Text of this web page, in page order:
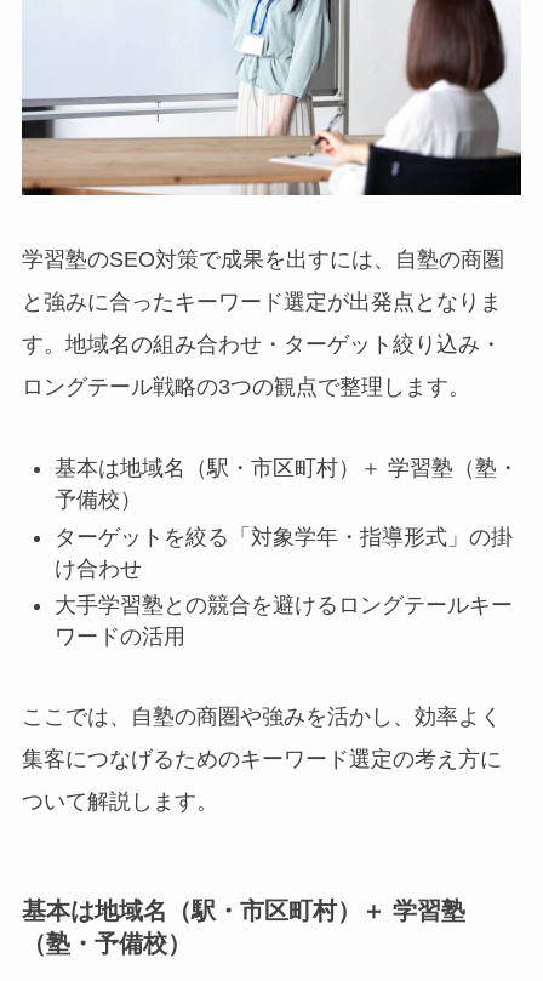
学習塾のSEO対策で成果を出すには、自塾の商圏
と強みに合ったキーワード選定が出発点となりま
す。地域名の組み合わせ・ターゲット絞り込み・
ロングテール戦略の3つの観点で整理します。
基本は地域名（駅・市区町村）＋ 学習塾（塾・
予備校）
ターゲットを絞る「対象学年・指導形式」の掛
け合わせ
大手学習塾との競合を避けるロングテールキー
ワードの活用
ここでは、自塾の商圏や強みを活かし、効率よく
集客につなげるためのキーワード選定の考え方に
ついて解説します。
基本は地域名（駅・市区町村）＋ 学習塾
（塾・予備校）